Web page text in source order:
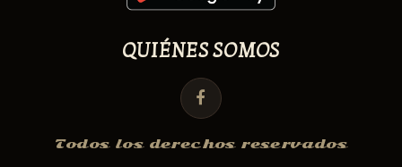
QUIÉNES SOMOS
Todos los derechos reservados